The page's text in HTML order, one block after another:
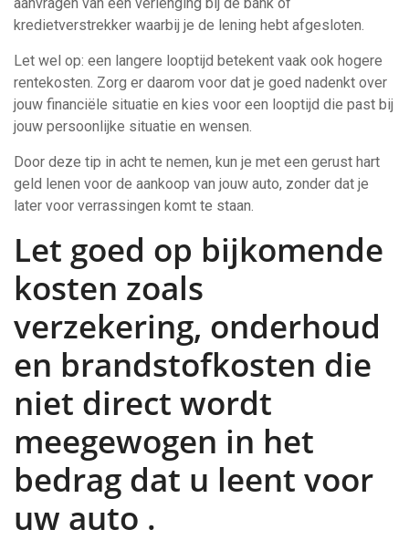
kredietverstrekker waarbij je de lening hebt afgesloten.
Let wel op: een langere looptijd betekent vaak ook hogere
rentekosten. Zorg er daarom voor dat je goed nadenkt over
jouw financiële situatie en kies voor een looptijd die past bij
jouw persoonlijke situatie en wensen.
Door deze tip in acht te nemen, kun je met een gerust hart
geld lenen voor de aankoop van jouw auto, zonder dat je
later voor verrassingen komt te staan.
Let goed op bijkomende
kosten zoals
verzekering, onderhoud
en brandstofkosten die
niet direct wordt
meegewogen in het
bedrag dat u leent voor
uw auto .